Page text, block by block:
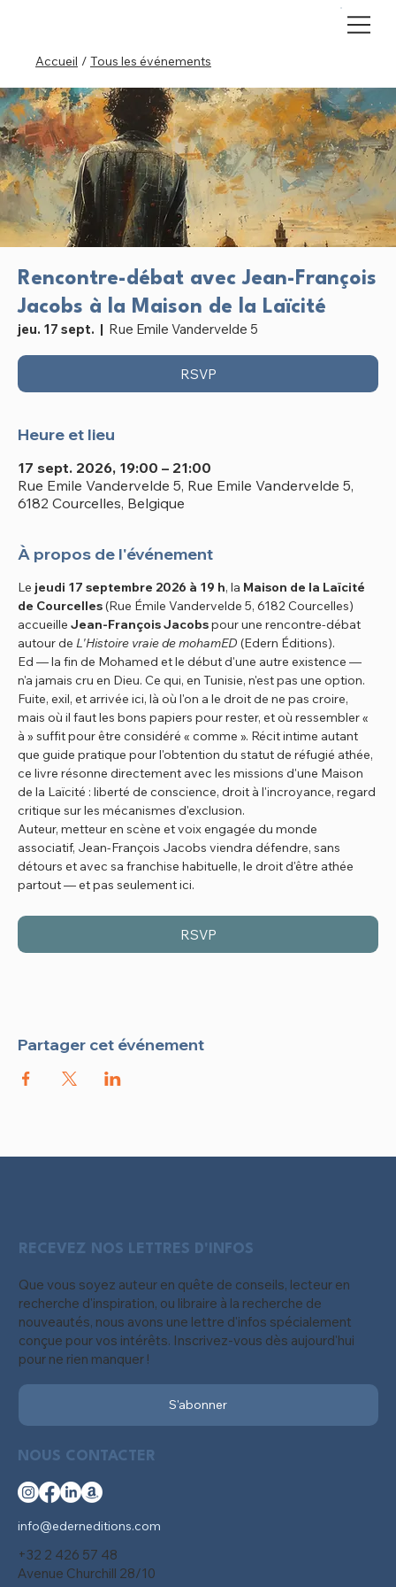
Accueil / Tous les événements
Rencontre-débat avec Jean-François
Jacobs à la Maison de la Laïcité
jeu. 17 sept.
  |
Rue Emile Vandervelde 5
RSVP
Heure et lieu
17 sept. 2026, 19:00 – 21:00
Rue Emile Vandervelde 5, Rue Emile Vandervelde 5,
6182 Courcelles, Belgique
À propos de l'événement
Le jeudi 17 septembre 2026 à 19 h, la Maison de la Laïcité
de Courcelles (Rue Émile Vandervelde 5, 6182 Courcelles)
accueille Jean-François Jacobs pour une rencontre-débat
autour de L'Histoire vraie de mohamED (Edern Éditions).​
Ed — la fin de Mohamed et le début d'une autre existence —
n'a jamais cru en Dieu. Ce qui, en Tunisie, n'est pas une option.
Fuite, exil, et arrivée ici, là où l'on a le droit de ne pas croire,
mais où il faut les bons papiers pour rester, et où ressembler «
à » suffit pour être considéré « comme ». Récit intime autant
que guide pratique pour l'obtention du statut de réfugié athée,
ce livre résonne directement avec les missions d'une Maison
de la Laïcité : liberté de conscience, droit à l'incroyance, regard
critique sur les mécanismes d'exclusion.
Auteur, metteur en scène et voix engagée du monde
associatif, Jean-François Jacobs viendra défendre, sans
détours et avec sa franchise habituelle, le droit d'être athée
partout — et pas seulement ici.
RSVP
Partager cet événement
NOUS CONTACTER
info@ederneditions.com
+32 2 426 57 48
Avenue Churchill 28/10
RECEVEZ NOS LETTRES D'INFOS
Que vous soyez auteur en quête de conseils, lecteur en
recherche d'inspiration, ou libraire à la recherche de
nouveautés, nous avons une lettre d'infos spécialement
conçue pour vos intérêts. Inscrivez-vous dès aujourd'hui
pour ne rien manquer !
S'abonner